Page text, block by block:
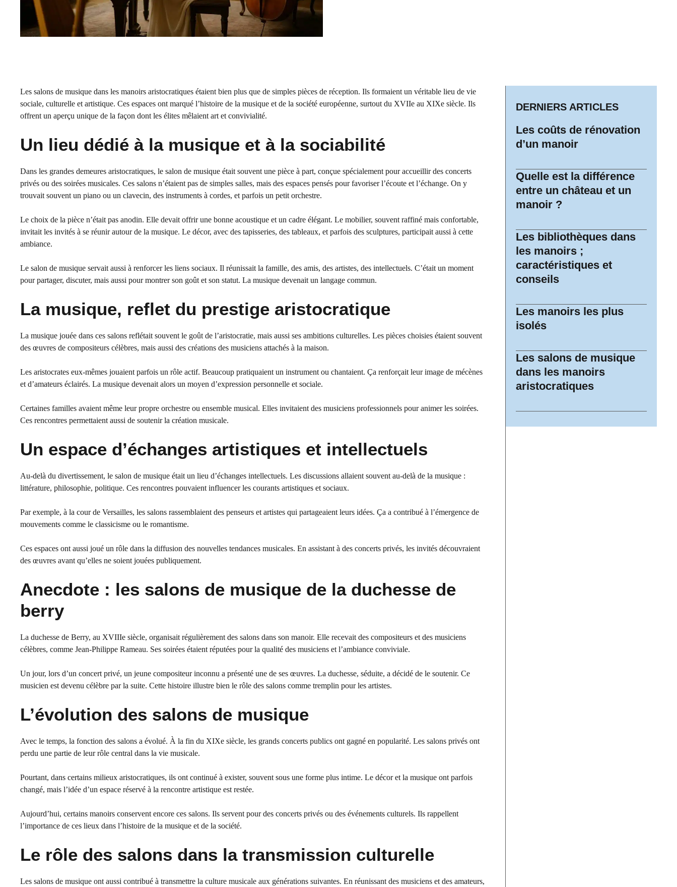
Les salons de musique dans les manoirs aristocratiques étaient bien plus que de simples pièces de réception. Ils formaient un véritable lieu de vie
sociale, culturelle et artistique. Ces espaces ont marqué l’histoire de la musique et de la société européenne, surtout du XVIIe au XIXe siècle. Ils
offrent un aperçu unique de la façon dont les élites mêlaient art et convivialité.
Un lieu dédié à la musique et à la sociabilité
Dans les grandes demeures aristocratiques, le salon de musique était souvent une pièce à part, conçue spécialement pour accueillir des concerts
privés ou des soirées musicales. Ces salons n’étaient pas de simples salles, mais des espaces pensés pour favoriser l’écoute et l’échange. On y
trouvait souvent un piano ou un clavecin, des instruments à cordes, et parfois un petit orchestre.
Le choix de la pièce n’était pas anodin. Elle devait offrir une bonne acoustique et un cadre élégant. Le mobilier, souvent raffiné mais confortable,
invitait les invités à se réunir autour de la musique. Le décor, avec des tapisseries, des tableaux, et parfois des sculptures, participait aussi à cette
ambiance.
Le salon de musique servait aussi à renforcer les liens sociaux. Il réunissait la famille, des amis, des artistes, des intellectuels. C’était un moment
pour partager, discuter, mais aussi pour montrer son goût et son statut. La musique devenait un langage commun.
La musique, reflet du prestige aristocratique
La musique jouée dans ces salons reflétait souvent le goût de l’aristocratie, mais aussi ses ambitions culturelles. Les pièces choisies étaient souvent
des œuvres de compositeurs célèbres, mais aussi des créations des musiciens attachés à la maison.
Les aristocrates eux-mêmes jouaient parfois un rôle actif. Beaucoup pratiquaient un instrument ou chantaient. Ça renforçait leur image de mécènes
et d’amateurs éclairés. La musique devenait alors un moyen d’expression personnelle et sociale.
Certaines familles avaient même leur propre orchestre ou ensemble musical. Elles invitaient des musiciens professionnels pour animer les soirées.
Ces rencontres permettaient aussi de soutenir la création musicale.
Un espace d’échanges artistiques et intellectuels
Au-delà du divertissement, le salon de musique était un lieu d’échanges intellectuels. Les discussions allaient souvent au-delà de la musique :
littérature, philosophie, politique. Ces rencontres pouvaient influencer les courants artistiques et sociaux.
Par exemple, à la cour de Versailles, les salons rassemblaient des penseurs et artistes qui partageaient leurs idées. Ça a contribué à l’émergence de
mouvements comme le classicisme ou le romantisme.
Ces espaces ont aussi joué un rôle dans la diffusion des nouvelles tendances musicales. En assistant à des concerts privés, les invités découvraient
des œuvres avant qu’elles ne soient jouées publiquement.
Anecdote : les salons de musique de la duchesse de
berry
La duchesse de Berry, au XVIIIe siècle, organisait régulièrement des salons dans son manoir. Elle recevait des compositeurs et des musiciens
célèbres, comme Jean-Philippe Rameau. Ses soirées étaient réputées pour la qualité des musiciens et l’ambiance conviviale.
Un jour, lors d’un concert privé, un jeune compositeur inconnu a présenté une de ses œuvres. La duchesse, séduite, a décidé de le soutenir. Ce
musicien est devenu célèbre par la suite. Cette histoire illustre bien le rôle des salons comme tremplin pour les artistes.
L’évolution des salons de musique
Avec le temps, la fonction des salons a évolué. À la fin du XIXe siècle, les grands concerts publics ont gagné en popularité. Les salons privés ont
perdu une partie de leur rôle central dans la vie musicale.
Pourtant, dans certains milieux aristocratiques, ils ont continué à exister, souvent sous une forme plus intime. Le décor et la musique ont parfois
changé, mais l’idée d’un espace réservé à la rencontre artistique est restée.
Aujourd’hui, certains manoirs conservent encore ces salons. Ils servent pour des concerts privés ou des événements culturels. Ils rappellent
l’importance de ces lieux dans l’histoire de la musique et de la société.
Le rôle des salons dans la transmission culturelle
Les salons de musique ont aussi contribué à transmettre la culture musicale aux générations suivantes. En réunissant des musiciens et des amateurs,
DERNIERS ARTICLES
Les coûts de rénovation
d’un manoir
Quelle est la différence
entre un château et un
manoir ?
Les bibliothèques dans
les manoirs ;
caractéristiques et
conseils
Les manoirs les plus
isolés
Les salons de musique
dans les manoirs
aristocratiques